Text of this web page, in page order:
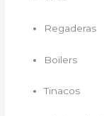
Regaderas
Boilers
Tinacos